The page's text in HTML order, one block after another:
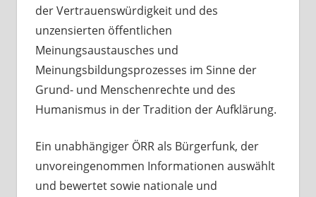
der Vertrauenswürdigkeit und des
unzensierten öffentlichen
Meinungsaustausches und
Meinungsbildungsprozesses im Sinne der
Grund- und Menschenrechte und des
Humanismus in der Tradition der Aufklärung.
Ein unabhängiger ÖRR als Bürgerfunk, der
unvoreingenommen Informationen auswählt
und bewertet sowie nationale und